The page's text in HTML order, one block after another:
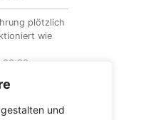
und
plötzlich
wie
20:00
für